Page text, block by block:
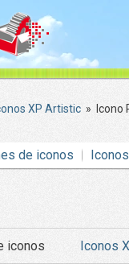
XP Artistic » Icono
de iconos
iconos Iconos